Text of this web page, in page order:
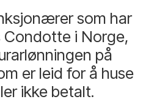
som har
i Norge,
på
er leid for å huse
ikke betalt.